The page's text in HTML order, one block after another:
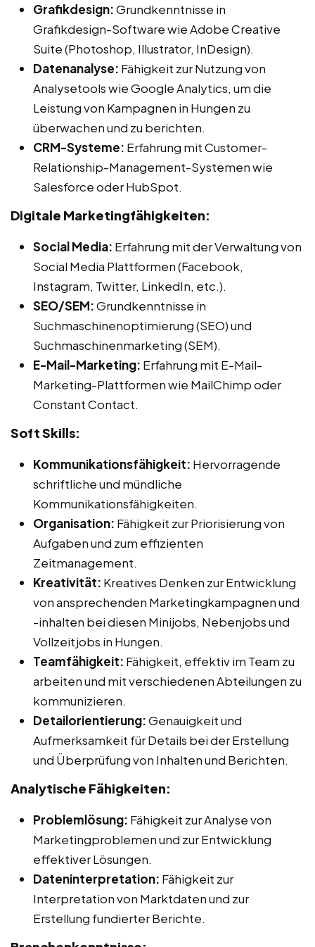
Grafikdesign:Grundkenntnisse in
Grafikdesign-Software wie Adobe Creative
Suite (Photoshop, Illustrator, InDesign).
Datenanalyse: Fähigkeit zur Nutzung von
Analysetools wie Google Analytics, um die
Leistung von Kampagnen in Hungen zu
überwachen und zu berichten.
CRM-Systeme: Erfahrung mit Customer-
Relationship-Management-Systemen wie
Salesforce oder HubSpot.
Digitale Marketingfähigkeiten:
Social Media: Erfahrung mit der Verwaltung von
Social Media Plattformen (Facebook,
Instagram, Twitter, LinkedIn, etc.).
SEO/SEM:Grundkenntnisse in
Suchmaschinenoptimierung (SEO) und
Suchmaschinenmarketing (SEM).
E-Mail-Marketing: Erfahrung mit E-Mail-
Marketing-Plattformen wie MailChimp oder
Constant Contact.
Soft Skills:
Kommunikationsfähigkeit: Hervorragende
schriftliche und mündliche
Kommunikationsfähigkeiten.
Organisation: Fähigkeit zur Priorisierung von
Aufgaben und zum effizienten
Zeitmanagement.
Kreativität: Kreatives Denken zur Entwicklung
von ansprechenden Marketingkampagnen und
-inhalten bei diesen Minijobs, Nebenjobs und
Vollzeitjobs in Hungen.
Teamfähigkeit: Fähigkeit, effektiv im Team zu
arbeiten und mit verschiedenen Abteilungen zu
kommunizieren.
Detailorientierung:Genauigkeit und
Aufmerksamkeit für Details bei der Erstellung
und Überprüfung von Inhalten und Berichten.
Analytische Fähigkeiten:
Problemlösung: Fähigkeit zur Analyse von
Marketingproblemen und zur Entwicklung
effektiver Lösungen.
Dateninterpretation: Fähigkeit zur
Interpretation von Marktdaten und zur
Erstellung fundierter Berichte.